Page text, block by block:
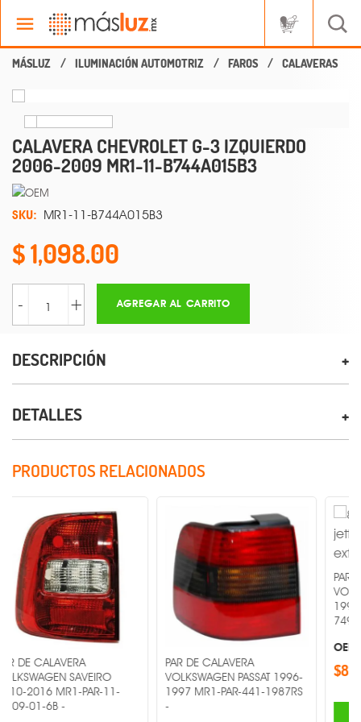
ILUMINACIÓN AUTOMOTRIZ FAROS CALAVERAS
CALAVERA CHEVROLET G-3 IZQUIERDO
2006-2009 MR1-11-B744A015B3
SKU: MR1-11-B744A015B3
1,098.00
- + AGREGAR AL CARRITO
DESCRIPCIÓN
DETALLES
PRODUCTOS RELACIONADOS
SAVEIRO
PAR-11-
PAR DE CALAVERA
VOLKSWAGEN PASSAT 1996-
1997 MR1-PAR-441-1987RS
PAR DE CALAVERA
VOLKSWAGEN
1998 MR1-PAR-
74980015B3 -
$869.00